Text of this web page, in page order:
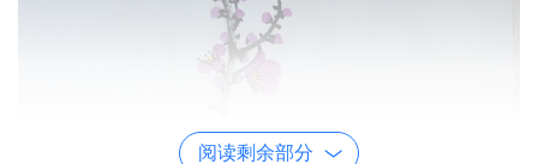
阅读剩余部分